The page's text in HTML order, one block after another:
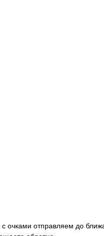
очками отправляем до